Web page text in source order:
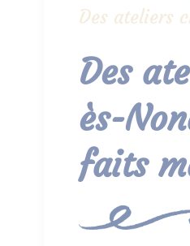
Des ateliers
Des
ès-
faits